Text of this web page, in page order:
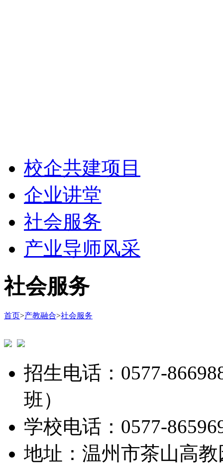
校企共建项目
企业讲堂
社会服务
产业导师风采
社会服务
首页>产教融合>社会服务
招生电话：0577-
班）
学校电话：0577-
地址：温州市茶山高教